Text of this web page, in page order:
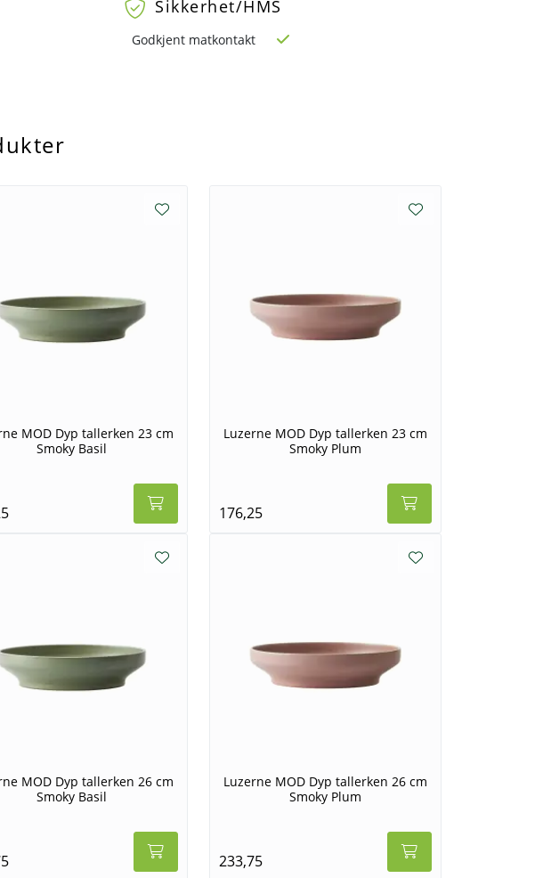
Sikkerhet/HMS
Godkjent matkontakt
MOD Dyp tallerken 23 cm
Smoky Basil
Luzerne MOD Dyp tallerken 23 cm
Smoky Plum
176,25
MOD Dyp tallerken 26 cm
Smoky Basil
Luzerne MOD Dyp tallerken 26 cm
Smoky Plum
233,75